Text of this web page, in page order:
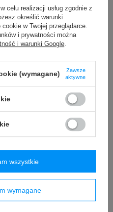
54,90 zł / szt.
Najniższa cena produktu w
okresie 30 dni przed
wprowadzeniem obniżki:
Butelka termiczna na wodę
Contigo Jackson Chill 2.0
590ml Pink Lemo
99,00 zł / szt.
celu realizacji usług zgodnie z
określić warunki
w Twojej przeglądarce.
i prywatności można
i warunki Google.
(wymagane)
Zawsze
aktywne
wymagane
wszystkie